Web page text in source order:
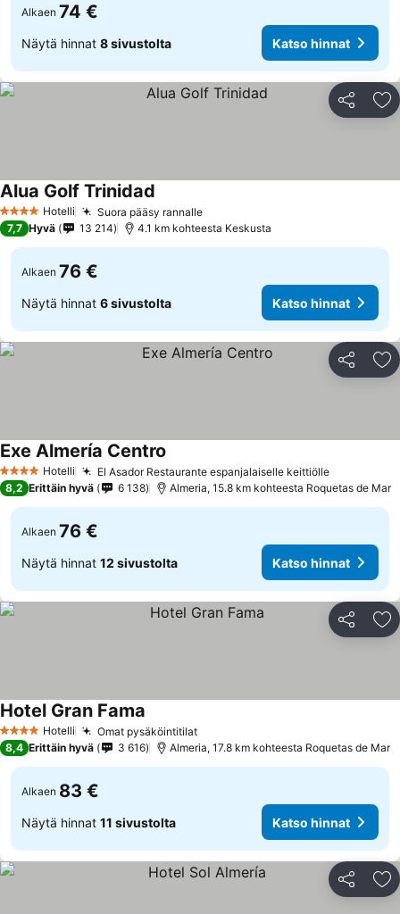
Alkaen 74 €
Näytä hinnat 8 sivustolta Katso hinnat
Jaa
4 Tähtiluokitus
Hotelli Suora pääsy rannalle
Alua Golf Trinidad
7,7 Hyvä 13 214 4.1 km kohteesta Keskusta
Alkaen 76 €
Näytä hinnat 6 sivustolta Katso hinnat
Jaa
4 Tähtiluokitus
Hotelli El Asador Restaurante espanjalaiselle keittiölle
Exe Almería Centro
8,2 Erittäin hyvä 6 138 Almeria, 15.8 km kohteesta Roquetas de Mar
Alkaen 76 €
Näytä hinnat 12 sivustolta Katso hinnat
Jaa
4 Tähtiluokitus
Hotelli Omat pysäköintitilat
Hotel Gran Fama
8,4 Erittäin hyvä 3 616 Almeria, 17.8 km kohteesta Roquetas de Mar
Alkaen 83 €
Näytä hinnat 11 sivustolta Katso hinnat
Jaa